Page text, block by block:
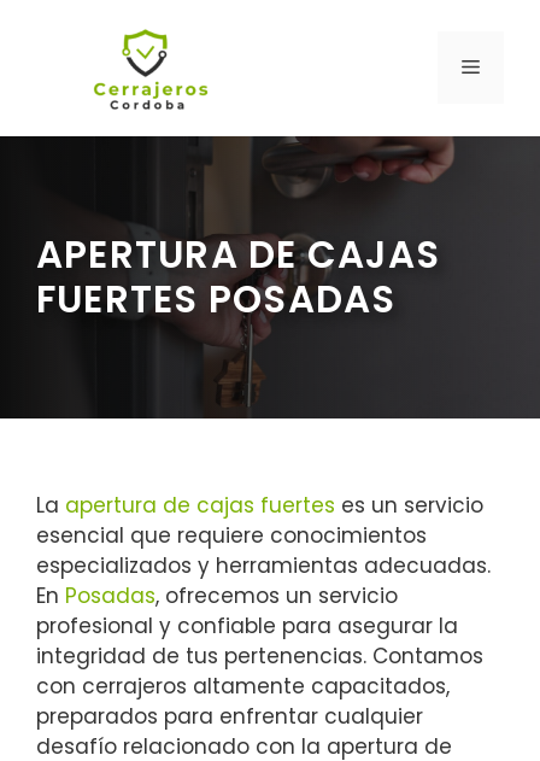
MENÚ
APERTURA DE CAJAS
FUERTES POSADAS
La apertura de cajas fuertes es un servicio
esencial que requiere conocimientos
especializados y herramientas adecuadas.
En Posadas, ofrecemos un servicio
profesional y confiable para asegurar la
integridad de tus pertenencias. Contamos
con cerrajeros altamente capacitados,
preparados para enfrentar cualquier
desafío relacionado con la apertura de